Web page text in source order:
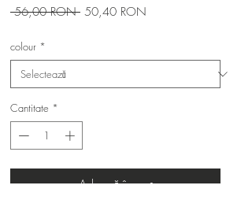
56,00 RON Preț
50,40 RON
colour *
Cantitate *
Adaugă în coș